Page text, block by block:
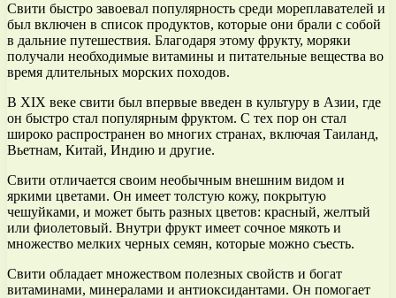
Свити быстро завоевал популярность среди мореплавателей и
был включен в список продуктов, которые они брали с собой
в дальние путешествия. Благодаря этому фрукту, моряки
получали необходимые витамины и питательные вещества во
время длительных морских походов.
В XIX веке свити был впервые введен в культуру в Азии, где
он быстро стал популярным фруктом. С тех пор он стал
широко распространен во многих странах, включая Таиланд,
Вьетнам, Китай, Индию и другие.
Свити отличается своим необычным внешним видом и
яркими цветами. Он имеет толстую кожу, покрытую
чешуйками, и может быть разных цветов: красный, желтый
или фиолетовый. Внутри фрукт имеет сочное мякоть и
множество мелких черных семян, которые можно съесть.
Свити обладает множеством полезных свойств и богат
витаминами, минералами и антиоксидантами. Он помогает